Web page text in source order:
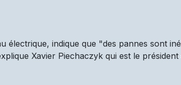
électrique, indique que "des pannes sont
Xavier Piechaczyk qui est le